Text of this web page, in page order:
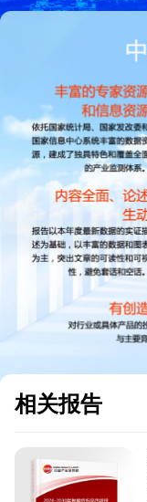
相关报告